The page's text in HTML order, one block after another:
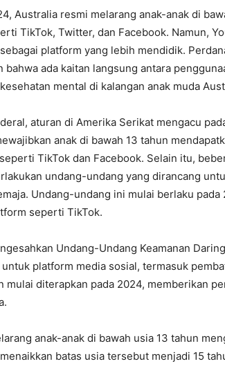
Australia resmi melarang anak-anak di
TikTok, Twitter, dan Facebook. Namun,
platform yang lebih mendidik.
ada kaitan langsung antara
mental di kalangan anak muda
aturan di Amerika Serikat mengacu
anak di bawah 13 tahun
TikTok dan Facebook. Selain itu,
undang-undang yang dirancang
Undang-undang ini mulai berlaku pada
seperti TikTok.
Undang-Undang Keamanan
platform media sosial, termasuk
mulai diterapkan pada 2024, memberikan
anak-anak di bawah usia 13 tahun
batas usia tersebut menjadi 15